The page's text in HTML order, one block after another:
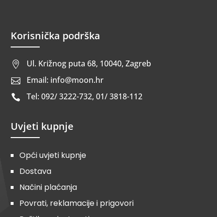
Korisnička podrška
 Ul. Križnog puta 68, 10040, Zagreb
 Email: info@moon.hr
 Tel: 092/ 3222-732, 01/ 3818-112
Uvjeti kupnje
Opći uvjeti kupnje
Dostava
Načini plaćanja
Povrati, reklamacije i prigovori